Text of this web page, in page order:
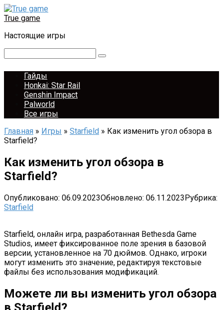
Перейти
к
True game
Настоящие игры
Гайды
Honkai: Star Rail
Genshin Impact
Palworld
Все игры
Главная » Игры » Starfield » Как изменить угол обзора в
Starfield?
Как изменить угол обзора в
Starfield?
Опубликовано: 06.09.2023Обновлено: 06.11.2023Рубрика:
Starfield
Starfield, онлайн игра, разработанная Bethesda Game
Studios, имеет фиксированное поле зрения в базовой
версии, установленное на 70 дюймов. Однако, игроки
могут изменить это значение, редактируя текстовые
файлы без использования модификаций.
Можете ли вы изменить угол обзора